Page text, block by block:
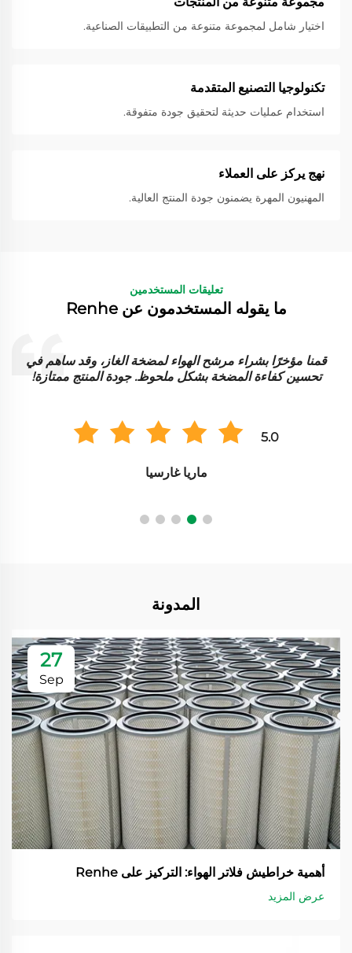
اختيار شامل لمجموعة متنوعة من التطبيقات الصناعية.
تكنولوجيا التصنيع المتقدمة
استخدام عمليات حديثة لتحقيق جودة متفوقة.
نهج يركز على العملاء
المهنيون المهرة يضمنون جودة المنتج العالية.
تعليقات المستخدمين
ما يقوله المستخدمون عن Renhe
قمنا مؤخرًا بشراء مرشح الهواء لمضخة الغاز، وقد ساهم في
تحسين كفاءة المضخة بشكل ملحوظ. جودة المنتج ممتازة!
5.0
ماريا غارسيا
المدونة
27
Sep
أهمية خراطيش فلاتر الهواء: التركيز على Renhe
عرض المزيد